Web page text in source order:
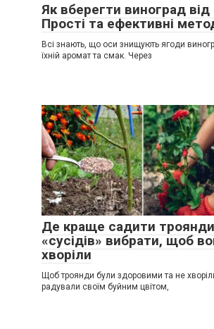
Як вберегти виноград від
Прості та ефективні
Всі знають, що оси знищують ягоди
їхній аромат та смак. Через
Де краще садити
«сусідів» вибрати, щоб
хворіли
Щоб троянди були здоровими та не
радували своїм буйним цвітом,